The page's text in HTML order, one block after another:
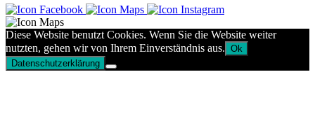
Diese Website benutzt Cookies. Wenn Sie die Website weiter
nutzten, gehen wir von Ihrem Einverständnis aus. Ok
Datenschutzerklärung